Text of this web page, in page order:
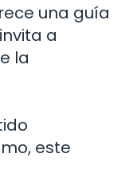
una guía
a
la
este